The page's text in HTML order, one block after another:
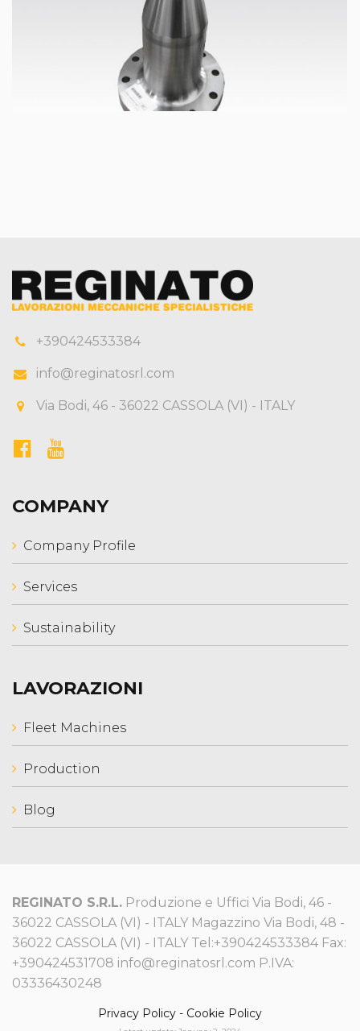
+390424533384
info@reginatosrl.com
Via Bodi, 46 - 36022 CASSOLA (VI) - ITALY
COMPANY
Company Profile
Services
Sustainability
LAVORAZIONI
Fleet Machines
Production
Blog
REGINATO S.R.L. Produzione e Uffici Via Bodi, 46 -
36022 CASSOLA (VI) - ITALY Magazzino Via Bodi, 48 -
36022 CASSOLA (VI) - ITALY Tel:+390424533384 Fax:
+390424531708 info@reginatosrl.com P.IVA:
03336430248
Privacy Policy - Cookie Policy